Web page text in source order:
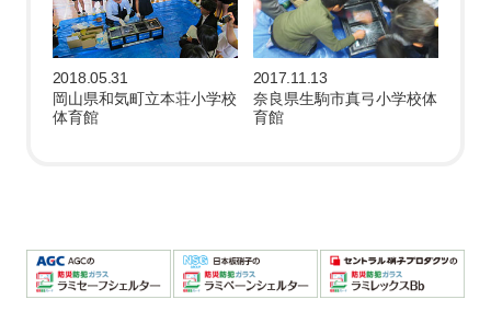
2018.05.31
岡山県和気町立本荘小学校
体育館
2017.11.13
奈良県生駒市真弓小学校体
育館